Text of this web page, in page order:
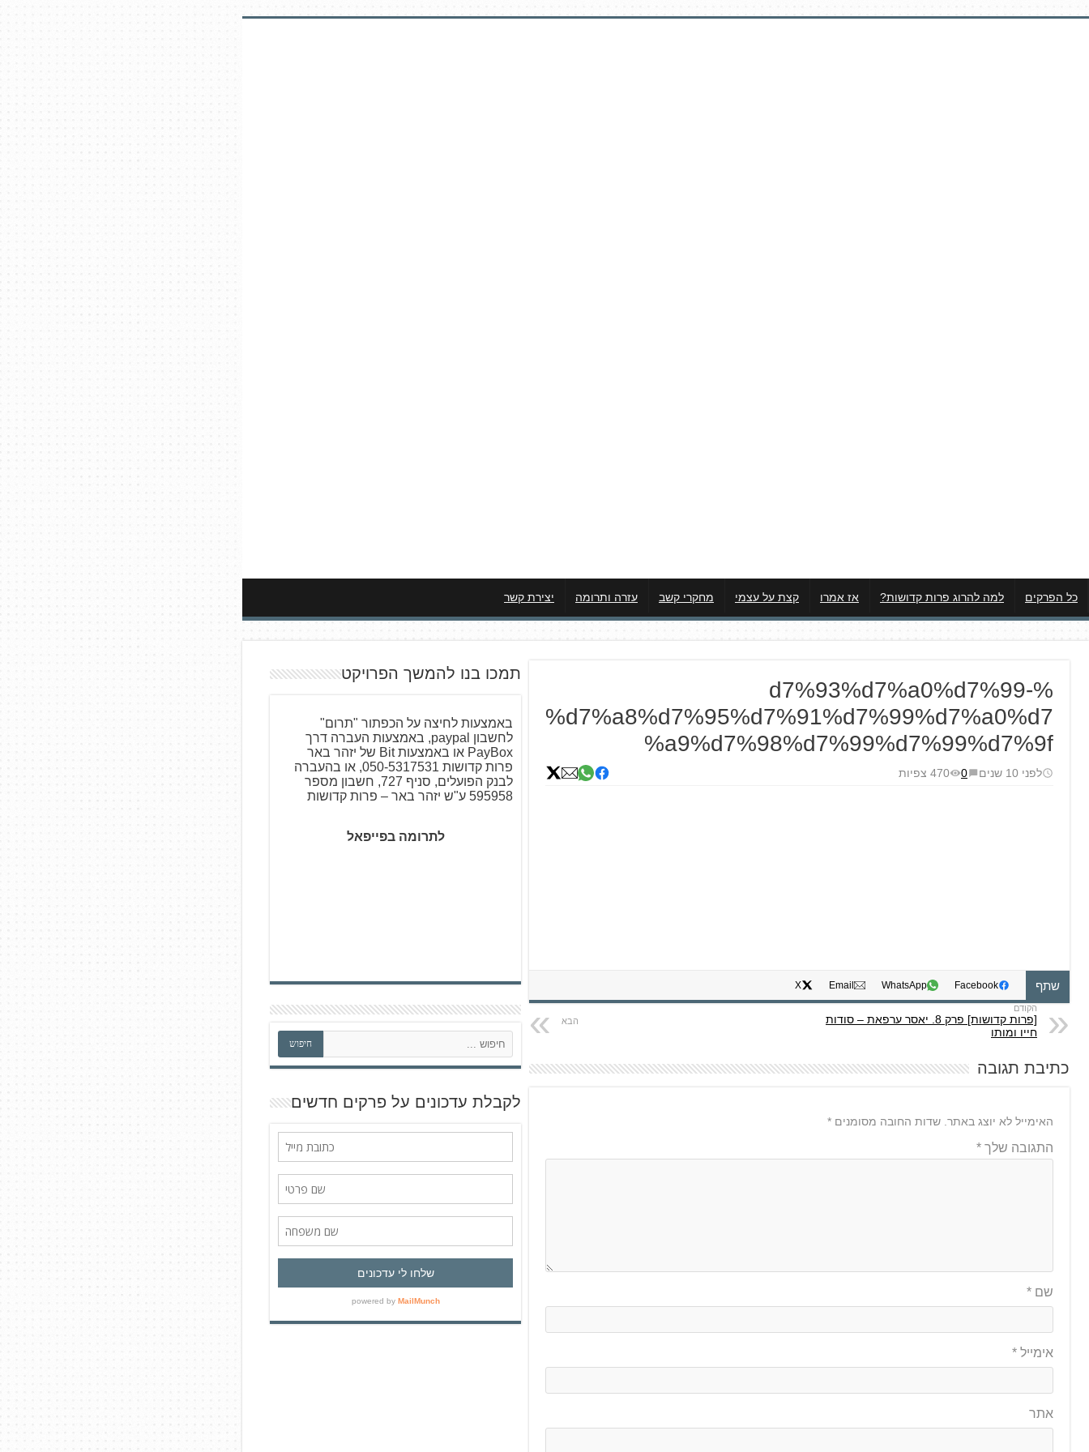
לדלג
כל הפרקים למה להרוג פרות קדושות? אז אמרו קצת על עצמי מחקרי קשב עזרה ותרומה יצירת קשר
%d7%93%d7%a0%d7%99-
%d7%a8%d7%95%d7%91%d7%99%d7%a0%d7
%a9%d7%98%d7%99%d7%99%d7%9f
לפני 10 שנים 0 470 צפיות
שתף Facebook
WhatsApp
Email
X
[פרות קדושות] פרק 8. יאסר ערפאת – סודות
חייו ומותו
כתיבת תגובה
האימייל לא יוצג באתר. שדות החובה מסומנים *
התגובה שלך *
שם *
אימייל *
אתר
תמכו בנו להמשך הפרויקט
באמצעות לחיצה על הכפתור "תרום"
לחשבון paypal, באמצעות העברה דרך
PayBox או באמצעות Bit של יזהר באר
פרות קדושות 050-5317531, או בהעברה
לבנק הפועלים, סניף 727, חשבון מספר
595958 ע"ש יזהר באר – פרות קדושות
לתרומה בפייפאל
פ
ש
חיפוש
לקבלת עדכונים על פרקים חדשים